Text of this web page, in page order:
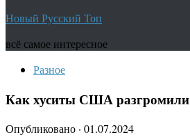
Новый Русский Топ
всё самое интересное
Разное
Как хуситы США разгромили
Опубликовано · 01.07.2024